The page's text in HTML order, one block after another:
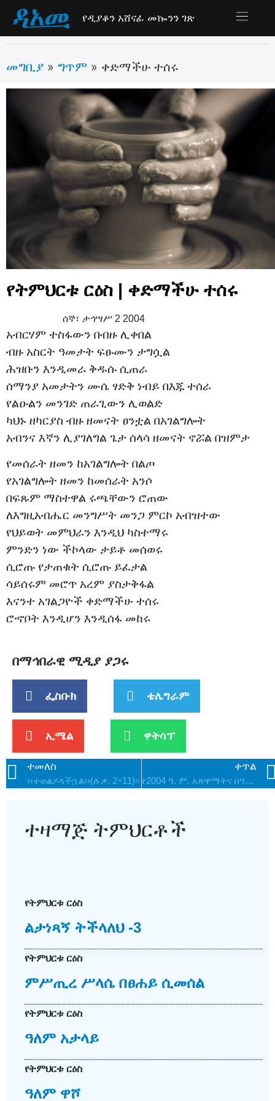
የዲያቆን አሸናፊ መኰንን ገጽ
መግቢያ » ግጥም » ቀድማችሁ ተሰሩ
የትምህርቱ ርዕስ | ቀድማችሁ ተሰሩ
ሰኞ፣ ታኅሣሥ 2 2004
አብርሃም ተስፋውን በብዙ ሊቀበል
ብዙ አስርት ዓመታት ፍፁሙን ታግሷል
ሕዝቡን እንዲመራ ቅዱሱ ሲጠራ
ሰማንያ አመታትን ሙሴ ፃድቅ ነብይ በእጁ ተሰራ
የልዑልን መንገድ ጠራጊውን ሊወልድ
ካህኑ ዘካርያስ ብዙ ዘመናት ፀንቷል በአገልግሎት
አብንና እኛን ሊያገለግል ጌታ ሰላሳ ዘመናት ኖሯል በዝምታ
የመሰራት ዘመን ከአገልግሎት በልጦ
የአገልግሎት ዘመን ከመሰራት አንሶ
በፍጹም ማስተዋል ሩጫቸውን ሮጠው
ለእግዚአብሔር መንግሥት መንጋ ምርኮ አብዝተው
የህይወት መምህራን እንዲህ ካስተማሩ
ምንድን ነው ችኮላው ታይቶ መሰወሩ
ሲሮጡ የታጠቁት ሲሮጡ ይፈታል
ሳይሰሩም መሮጥ አረም ያስታቅፋል
እናንተ አገልጋዮች ቀድማችሁ ተሰሩ
ሮኆቦት እንዲሆን እንዲሰፋ መከሩ
በማኅበራዊ ሚዲያ ያጋሩ
ፌስቡክ ቴሌግራም
ኢሜል ዋትሳፕ
ተመለስ
‹‹ተወልዶላችኋል››(ሉቃ. 2÷11)፡፡
ቀጥል
የ2004 ዓ. ም. አጽዋማትና በዓላት
ተዛማጅ ትምህርቶች
የትምህርቱ ርዕስ
ልታነጻኝ ትችላለህ -3
የትምህርቱ ርዕስ
ምሥጢረ ሥላሴ በፀሐይ ሲመሰል
የትምህርቱ ርዕስ
ዓለም አታላይ
የትምህርቱ ርዕስ
ዓለም ዋሾ